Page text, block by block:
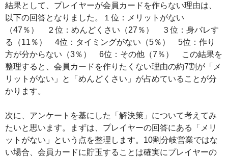
結果として、プレイヤーが会員カードを作らない理由は、
以下の回答となりました。１位：メリットがない
（47％） ２位：めんどくさい（27％） ３位：身バレす
る（11％） 4位：タイミングがない（5％） 5位：作り
方が分からない（3％） 6位：その他（7％） この結果を
整理すると、会員カードを作りたくない理由の約7割が「メ
リットがない」と「めんどくさい」が占めていることが分
かります。
次に、アンケートを基にした「解決策」について考えてみ
たいと思います。まずは、プレイヤーの回答にある「メリ
ットがない」という点を整理します。10割分岐営業ではな
い場合、会員カードに貯玉することは確実にプレイヤーの